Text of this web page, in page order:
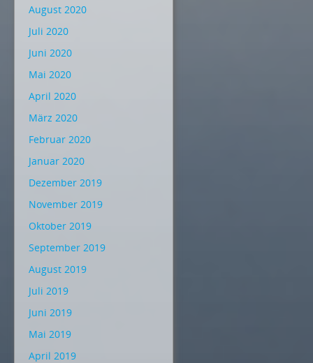
August 2020
Juli 2020
Juni 2020
Mai 2020
April 2020
März 2020
Februar 2020
Januar 2020
Dezember 2019
November 2019
Oktober 2019
September 2019
August 2019
Juli 2019
Juni 2019
Mai 2019
April 2019